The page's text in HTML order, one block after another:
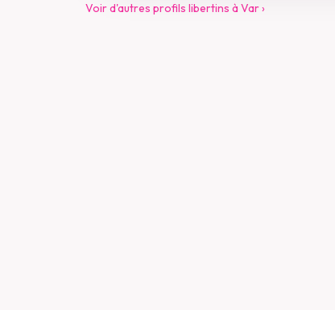
Voir d'autres profils libertins à Var ›